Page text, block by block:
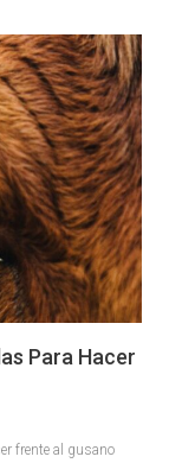
Para Hacer
frente al gusano